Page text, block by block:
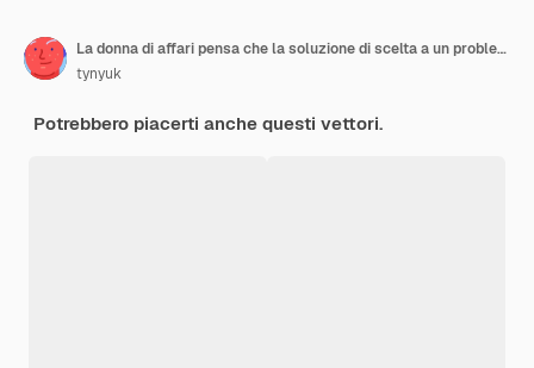
La donna di affari pensa che la soluzione di scelta a un problema o sogni
tynyuk
Potrebbero piacerti anche questi vettori.